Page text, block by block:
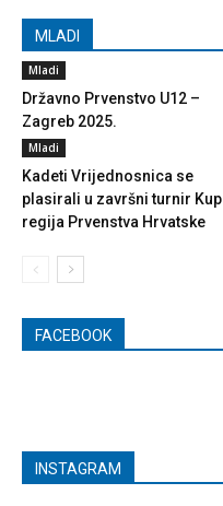
MLADI
Mladi
Državno Prvenstvo U12 –
Zagreb 2025.
Mladi
Kadeti Vrijednosnica se
plasirali u završni turnir Kup
regija Prvenstva Hrvatske
FACEBOOK
INSTAGRAM